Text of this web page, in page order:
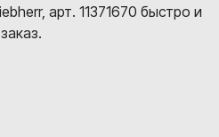
арт. 11371670 быстро и